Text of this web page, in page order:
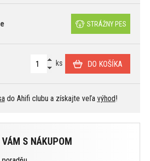
STRÁŽNY PES
ks DO KOŠÍKA
do Ahifi clubu a získajte veľa výhod!
S NÁKUPOM